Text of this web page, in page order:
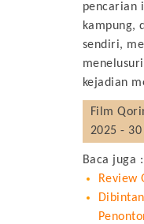
pencarian
kampung,
sendiri,
kejadian
Film
2025 -
Baca juga :
Review